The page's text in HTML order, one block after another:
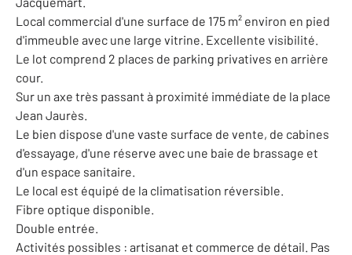
Local commercial d'une surface de 175 m² environ en pied
d'immeuble avec une large vitrine. Excellente visibilité.
Le lot comprend 2 places de parking privatives en arrière
cour.
Sur un axe très passant à proximité immédiate de la place
Jean Jaurès.
Le bien dispose d'une vaste surface de vente, de cabines
d'essayage, d'une réserve avec une baie de brassage et
d'un espace sanitaire.
Le local est équipé de la climatisation réversible.
Fibre optique disponible.
Double entrée.
Activités possibles : artisanat et commerce de détail. Pas